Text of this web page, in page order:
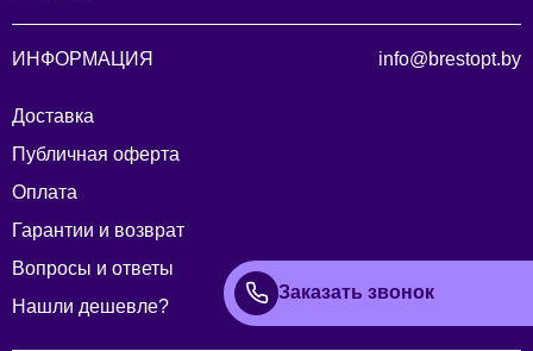
Ассортимент интернет-магазина женской
аксессуары — белорусская одежда в широком
ассортименте. Вы можете заказать платья и сарафаны
на каждый день и на выход, брючные и юбочные
рубашки для комбинирования с уже имеющимися
вещами. В разделе верхней одежды — жакеты, жилеты,
ИНФОРМАЦИЯ
Доставка
Публичная оферта
Оплата
Гарантии и возврат
Вопросы и ответы
Нашли дешевле?
info@brestopt.by
Заказать звонок